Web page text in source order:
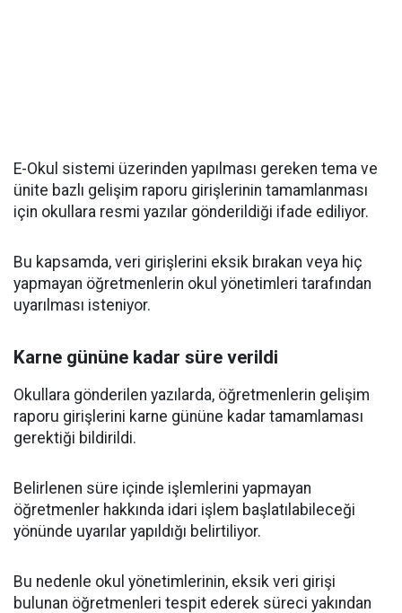
E-Okul sistemi üzerinden yapılması gereken tema ve
ünite bazlı gelişim raporu girişlerinin tamamlanması
için okullara resmi yazılar gönderildiği ifade ediliyor.
Bu kapsamda, veri girişlerini eksik bırakan veya hiç
yapmayan öğretmenlerin okul yönetimleri tarafından
uyarılması isteniyor.
Karne gününe kadar süre verildi
Okullara gönderilen yazılarda, öğretmenlerin gelişim
raporu girişlerini karne gününe kadar tamamlaması
gerektiği bildirildi.
Belirlenen süre içinde işlemlerini yapmayan
öğretmenler hakkında idari işlem başlatılabileceği
yönünde uyarılar yapıldığı belirtiliyor.
Bu nedenle okul yönetimlerinin, eksik veri girişi
bulunan öğretmenleri tespit ederek süreci yakından